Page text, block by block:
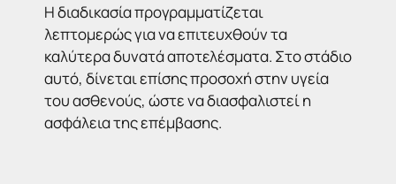
Η διαδικασία προγραμματίζεται
λεπτομερώς για να επιτευχθούν τα
καλύτερα δυνατά αποτελέσματα. Στο στάδιο
αυτό, δίνεται επίσης προσοχή στην υγεία
του ασθενούς, ώστε να διασφαλιστεί η
ασφάλεια της επέμβασης.